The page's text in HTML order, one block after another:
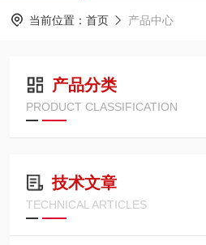
当前位置： 首页 产品中心
产品分类
PRODUCT CLASSIFICATION
技术文章
TECHNICAL ARTICLES